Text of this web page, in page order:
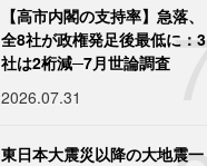
7
【高市内閣の支持率】急落、
全8社が政権発足後最低に：3
社は2桁減─7月世論調査
2026.07.31
東日本大震災以降の大地震一